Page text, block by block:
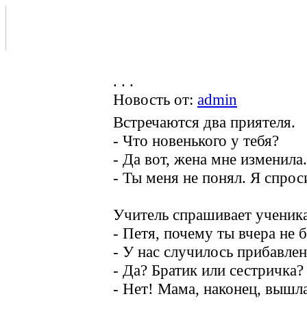
. . .
Новость от: admin
Встречаются два приятеля.
- Что новенького у тебя?
- Да вот, жена мне
- Ты меня не понял. Я
Учитель спpашивает
- Петя, почему ты вчера не
- У нас случилось
- Да? Братик или сестричка?
- Нет! Мама, наконец,